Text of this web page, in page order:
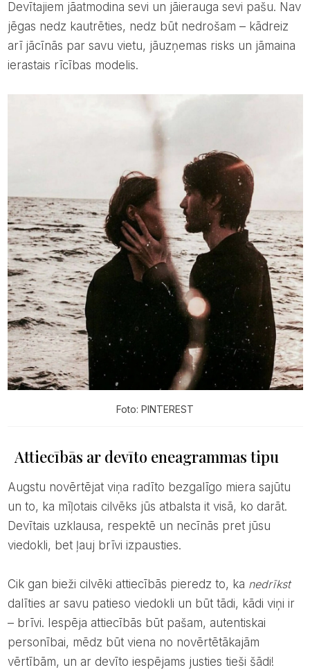
Devītajiem jāatmodina sevi un jāierauga sevi pašu. Nav
jēgas nedz kautrēties, nedz būt nedrošam – kādreiz
arī jācīnās par savu vietu, jāuzņemas risks un jāmaina
ierastais rīcības modelis.
Foto: PINTEREST
Attiecībās ar devīto eneagrammas tipu
Augstu novērtējat viņa radīto bezgalīgo miera sajūtu
un to, ka mīļotais cilvēks jūs atbalsta it visā, ko darāt.
Devītais uzklausa, respektē un necīnās pret jūsu
viedokli, bet ļauj brīvi izpausties.
Cik gan bieži cilvēki attiecībās pieredz to, ka nedrīkst
dalīties ar savu patieso viedokli un būt tādi, kādi viņi ir
– brīvi. Iespēja attiecībās būt pašam, autentiskai
personībai, mēdz būt viena no novērtētākajām
vērtībām, un ar devīto iespējams justies tieši šādi!